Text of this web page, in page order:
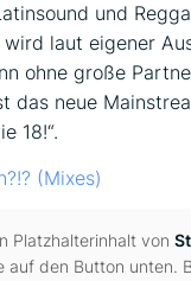
und
laut eigener
ohne große
das neue
18!“.
(Mixes)
Platzhalterinhalt von
auf den Button unten.